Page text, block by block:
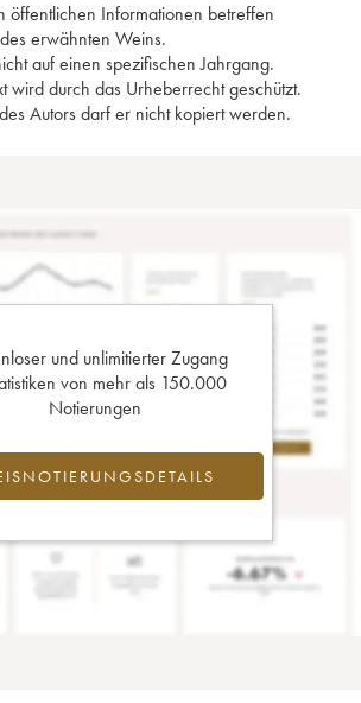
öffentlichen Informationen betreffen
erwähnten Weins.
auf einen spezifischen Jahrgang.
wird durch das Urheberrecht geschützt.
Autors darf er nicht kopiert werden.
und unlimitierter Zugang
von mehr als 150.000
Notierungen